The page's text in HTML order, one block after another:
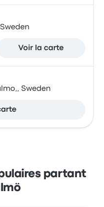
Voir la carte
Sweden
partant